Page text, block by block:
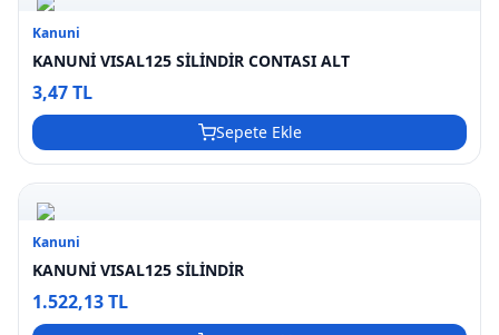
Kanuni
KANUNİ VISAL125 SİLİNDİR CONTASI ALT
3,47 TL
Sepete Ekle
Kanuni
KANUNİ VISAL125 SİLİNDİR
1.522,13 TL